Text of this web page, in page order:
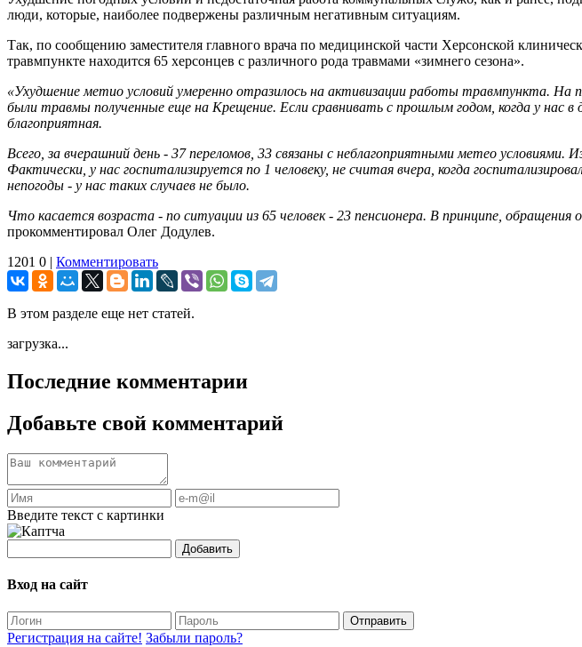
люди, которые, наиболее подвержены различным негативным ситуациям.
Так, по сообщению заместителя главного врача по медицинской части Херсонской
травмпункте находится 65 херсонцев с различного рода травмами «зимнего сезона».
«Ухудшение метио условий умеренно отразилось на активизации работы травмпункта.
были травмы полученные еще на Крещение. Если сравнивать с прошлым годом, когда у нас
благоприятная.
Всего, за вчерашний день - 37 переломов, 33 связаны с неблагоприятными метео
Фактически, у нас госпитализируется по 1 человеку, не считая вчера, когда
непогоды - у нас таких случаев не было.
Что касается возраста - по ситуации из 65 человек - 23 пенсионера. В принципе,
прокомментировал Олег Додулев.
1201 0 | Комментировать
В этом разделе еще нет статей.
загрузка...
Последние комментарии
Добавьте свой комментарий
Введите текст с картинки
Добавить
Вход на сайт
Отправить
Регистрация на сайте! Забыли пароль?